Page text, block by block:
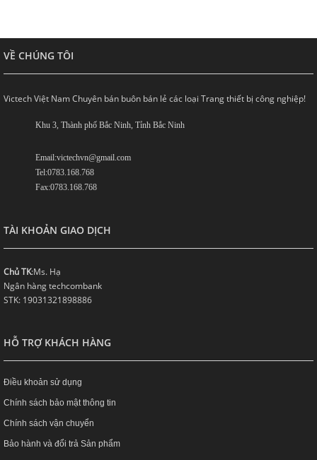
VỀ CHÚNG TÔI
Victech Việt Nam Chuyên bán buôn bán lẻ các loại Trang thiết bị công nghiệp!
Khu 3, Thành phố Bắc Ninh, Tỉnh Bắc Ninh
Email:victechvn@gmail.com
Tel:0783.168.768
Fax:0783.168.768
TÀI KHOẢN GIAO DỊCH
Chủ TK:Ms. Hạ
Ngân hàng techcombank
STK: 19031321898886
HỖ TRỢ KHÁCH HÀNG
Điều khoản sử dụng
Chính sách bảo mật thông tin
Chính sách vận chuyển
Bảo hành và đổi trả Sản phẩm